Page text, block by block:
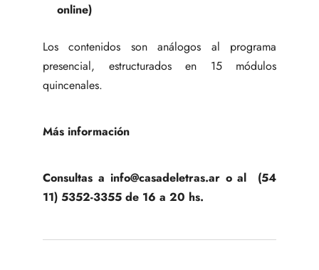
online)
Los contenidos son análogos al programa
presencial, estructurados en 15 módulos
quincenales.
Más información
Consultas a info@casadeletras.ar o al (54
11) 5352-3355 de 16 a 20 hs.